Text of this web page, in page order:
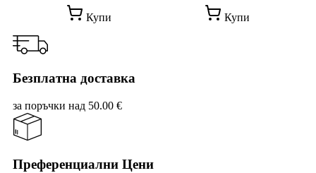
Купи Купи
Безплатна доставка
за поръчки над 50.00 €
Преференциални Цени